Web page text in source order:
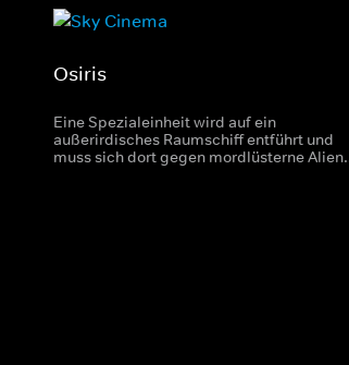
Osiris
Eine Spezialeinheit wird auf ein
außerirdisches Raumschiff entführt und
muss sich dort gegen mordlüsterne